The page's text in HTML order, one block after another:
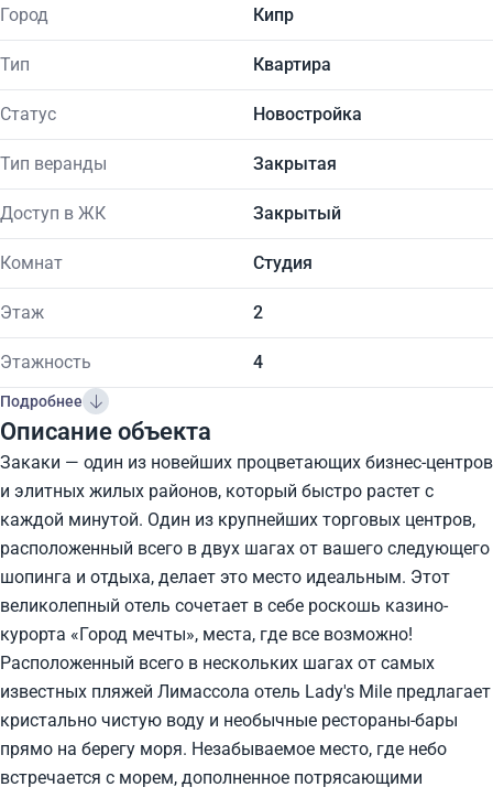
Город Кипр
Тип Квартира
Статус Новостройка
Тип веранды Закрытая
Доступ в ЖК Закрытый
Комнат Студия
Этаж 2
Этажность 4
Подробнее
Описание объекта
Закаки — один из новейших процветающих бизнес-центров
и элитных жилых районов, который быстро растет с
каждой минутой. Один из крупнейших торговых центров,
расположенный всего в двух шагах от вашего следующего
шопинга и отдыха, делает это место идеальным. Этот
великолепный отель сочетает в себе роскошь казино-
курорта «Город мечты», места, где все возможно!
Расположенный всего в нескольких шагах от самых
известных пляжей Лимассола отель Lady's Mile предлагает
кристально чистую воду и необычные рестораны-бары
прямо на берегу моря. Незабываемое место, где небо
встречается с морем, дополненное потрясающими